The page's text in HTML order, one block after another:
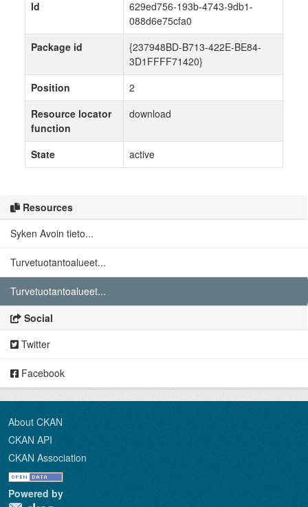
Resources
Syken Avoin tieto...
Turvetuotantoalueet...
Turvetuotantoalueet...
Social
Twitter
Facebook
Id
629ed756-193b-4743-9db1-
088d6e75cfa0
Package id
{237948BD-B713-422E-BE84-
3D1FFFF71420}
Position
2
Resource locator
function
download
State active
About CKAN
CKAN API
CKAN Association
Powered by